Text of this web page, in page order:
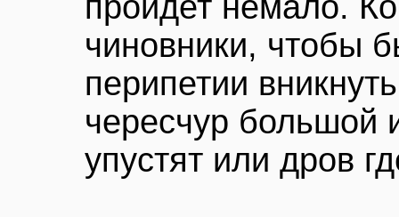
чиновники, чтобы
перипетии
чересчур большой
упустят или дров